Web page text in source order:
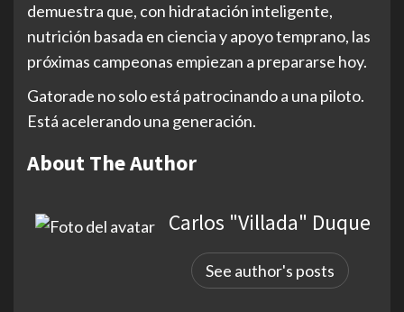
demuestra que, con hidratación inteligente,
nutrición basada en ciencia y apoyo temprano, las
próximas campeonas empiezan a prepararse hoy.
Gatorade no solo está patrocinando a una piloto.
Está acelerando una generación.
About The Author
Carlos "Villada" Duque
See author's posts